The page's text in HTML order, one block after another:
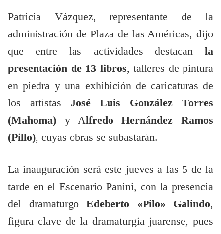
Patricia Vázquez, representante de la
administración de Plaza de las Américas, dijo
que entre las actividades destacan la
presentación de 13 libros, talleres de pintura
en piedra y una exhibición de caricaturas de
los artistas José Luis González Torres
(Mahoma) y Alfredo Hernández Ramos
(Pillo), cuyas obras se subastarán.
La inauguración será este jueves a las 5 de la
tarde en el Escenario Panini, con la presencia
del dramaturgo Edeberto «Pilo» Galindo,
figura clave de la dramaturgia juarense, pues